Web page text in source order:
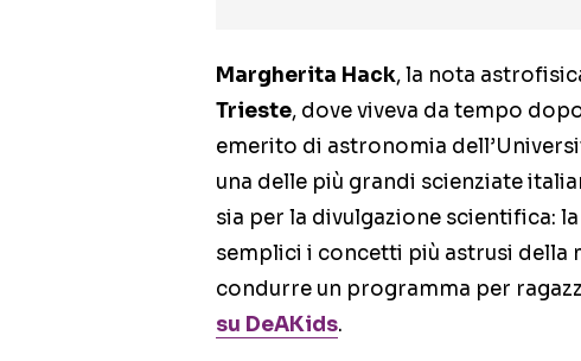
Margherita Hack, la nota
Trieste, dove viveva da tempo
emerito di astronomia
una delle più grandi scienziate
sia per la divulgazione scientifica:
semplici i concetti più astrusi della
condurre un programma per
su DeAKids.